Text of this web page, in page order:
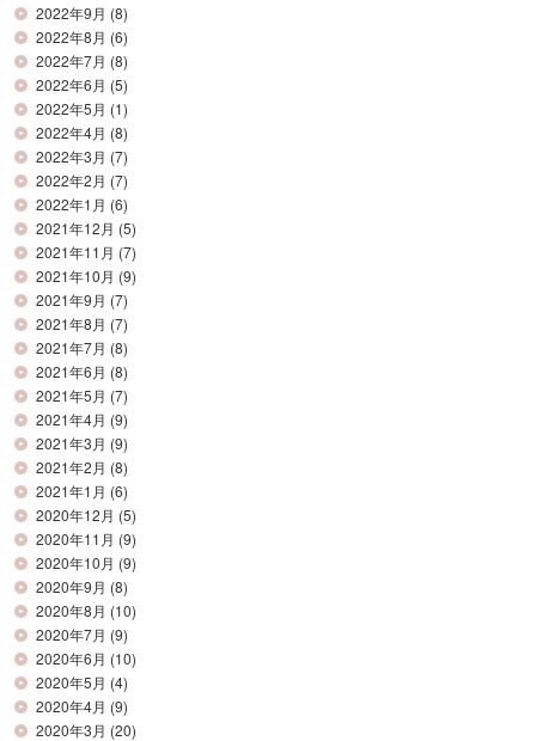
2022年9月 (8)
2022年8月 (6)
2022年7月 (8)
2022年6月 (5)
2022年5月 (1)
2022年4月 (8)
2022年3月 (7)
2022年2月 (7)
2022年1月 (6)
2021年12月 (5)
2021年11月 (7)
2021年10月 (9)
2021年9月 (7)
2021年8月 (7)
2021年7月 (8)
2021年6月 (8)
2021年5月 (7)
2021年4月 (9)
2021年3月 (9)
2021年2月 (8)
2021年1月 (6)
2020年12月 (5)
2020年11月 (9)
2020年10月 (9)
2020年9月 (8)
2020年8月 (10)
2020年7月 (9)
2020年6月 (10)
2020年5月 (4)
2020年4月 (9)
2020年3月 (20)